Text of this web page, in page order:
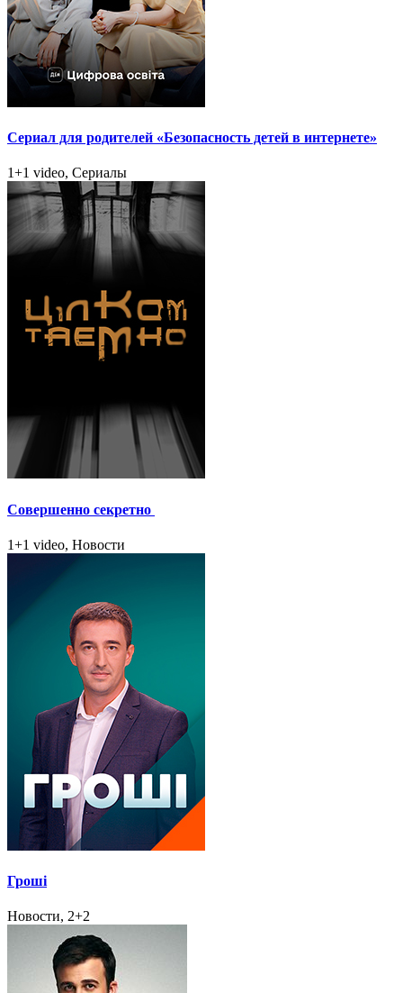
Сериал для родителей «Безопасность детей в интернете»
1+1 video, Сериалы
Совершенно секретно
1+1 video, Новости
Гроші
Новости, 2+2